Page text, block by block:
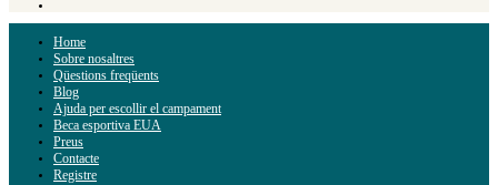
Home
Sobre nosaltres
Qüestions freqüents
Blog
Ajuda per escollir el campament
Beca esportiva EUA
Preus
Contacte
Registre